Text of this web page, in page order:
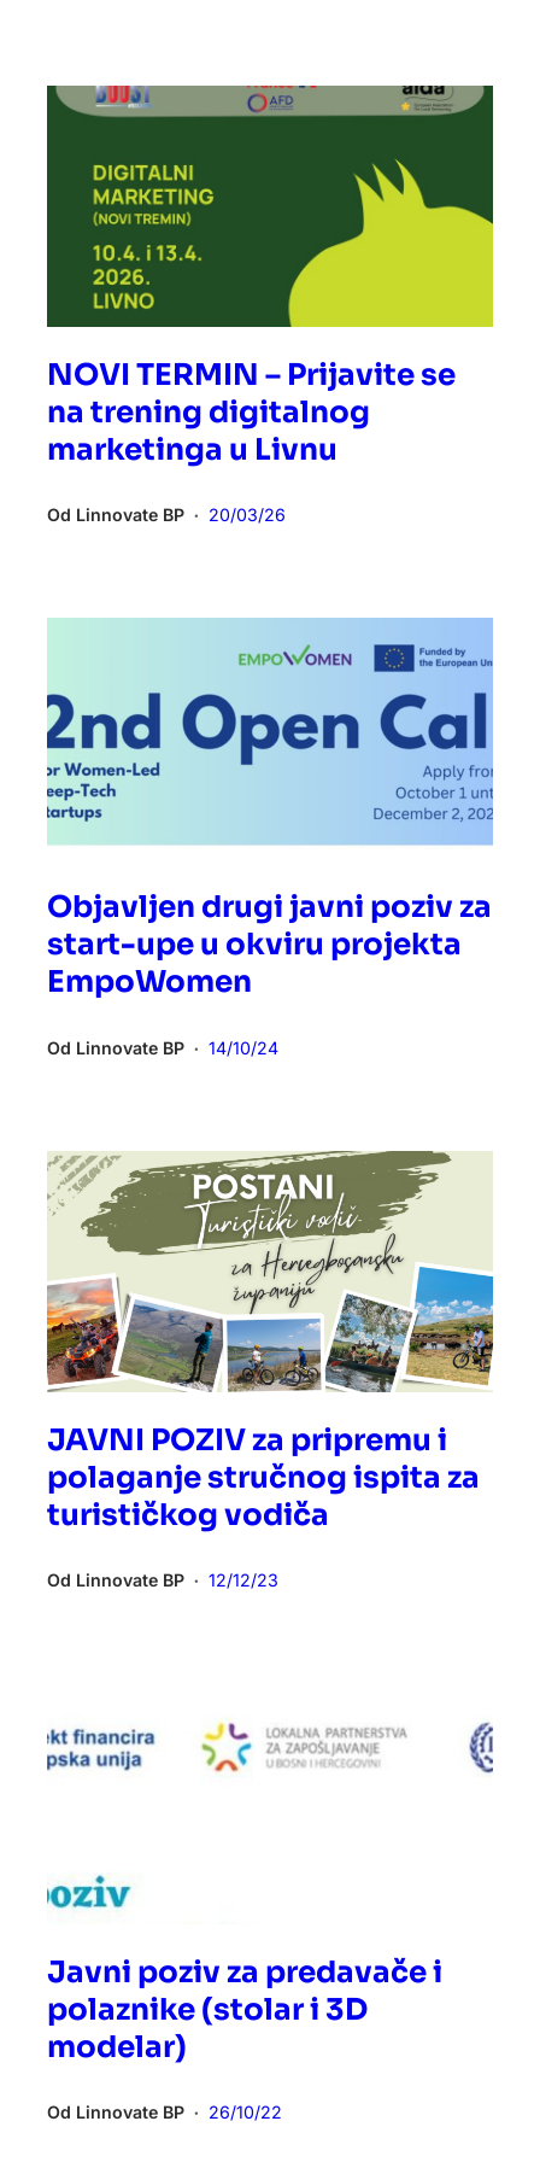
NOVI TERMIN – Prijavite se
na trening digitalnog
marketinga u Livnu
Od Linnovate BP • 20/03/26
Objavljen drugi javni poziv za
start-upe u okviru projekta
EmpoWomen
Od Linnovate BP • 14/10/24
JAVNI POZIV za pripremu i
polaganje stručnog ispita za
turističkog vodiča
Od Linnovate BP • 12/12/23
Javni poziv za predavače i
polaznike (stolar i 3D
modelar)
Od Linnovate BP • 26/10/22